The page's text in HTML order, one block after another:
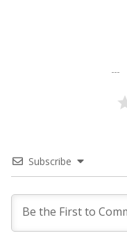
Subscribe